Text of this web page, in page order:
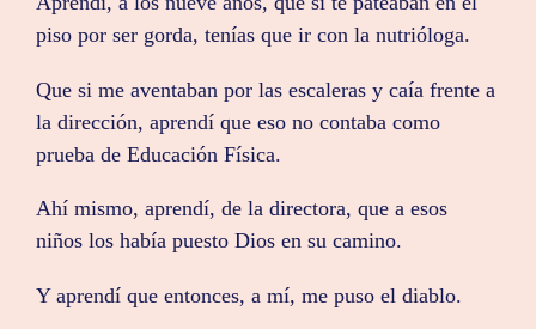
piso por ser gorda, tenías que ir con la nutrióloga.
Que si me aventaban por las escaleras y caía frente a
la dirección, aprendí que eso no contaba como
prueba de Educación Física.
Ahí mismo, aprendí, de la directora, que a esos
niños los había puesto Dios en su camino.
Y aprendí que entonces, a mí, me puso el diablo.